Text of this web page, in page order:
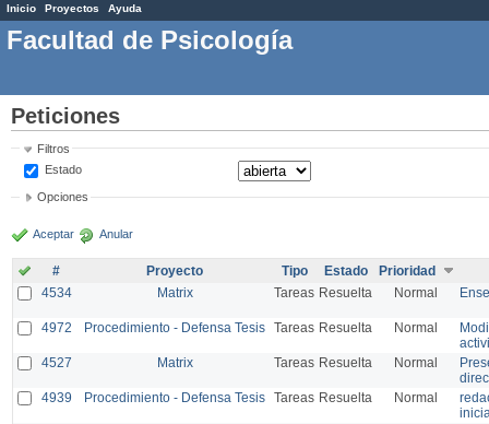
Inicio Proyectos Ayuda
Facultad de Psicología
Peticiones
Filtros
Estado
Opciones
Aceptar Anular
# Proyecto Tipo Estado
Prioridad
4534
Matrix Tareas Resuelta Normal
4972 Procedimiento - Defensa Tesis Tareas Resuelta Normal
4527
Matrix Tareas Resuelta Normal
4939
Procedimiento - Defensa Tesis Tareas Resuelta Normal